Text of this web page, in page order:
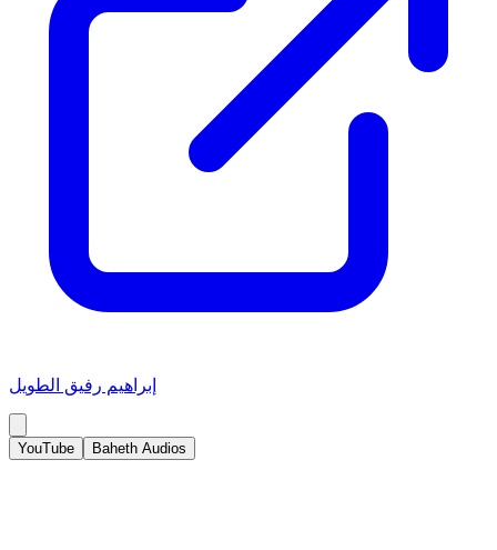
إبراهيم رفيق الطويل
YouTube Baheth Audios